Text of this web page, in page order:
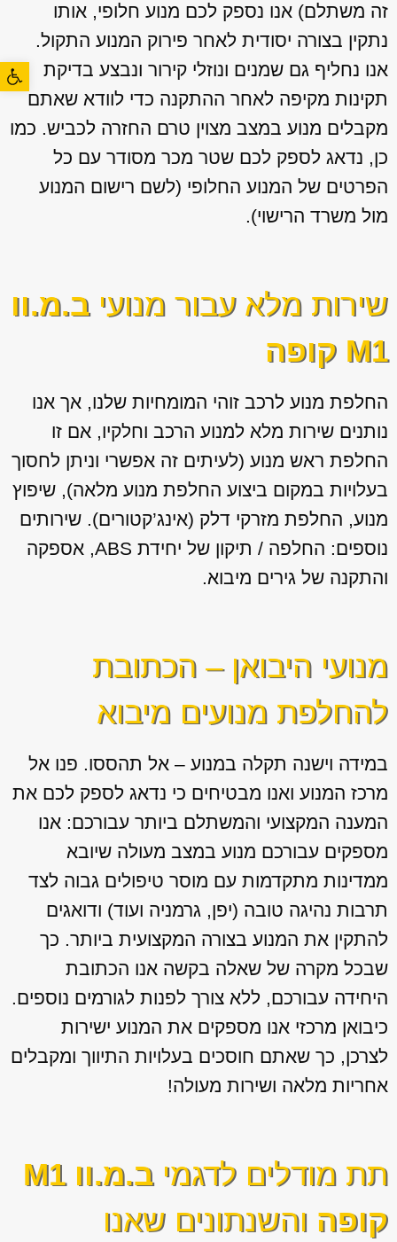
זה משתלם) אנו נספק לכם מנוע חלופי, אותו
נתקין בצורה יסודית לאחר פירוק המנוע התקול.
אנו נחליף גם שמנים ונוזלי קירור ונבצע בדיקת
תקינות מקיפה לאחר ההתקנה כדי לוודא שאתם
מקבלים מנוע במצב מצוין טרם החזרה לכביש. כמו
כן, נדאג לספק לכם שטר מכר מסודר עם כל
הפרטים של המנוע החלופי (לשם רישום המנוע
מול משרד הרישוי).
שירות מלא עבור מנועיב.מ.וו
M1 קופה
החלפת מנוע לרכב זוהי המומחיות שלנו, אך אנו
נותנים שירות מלא למנוע הרכב וחלקיו, אם זו
החלפת ראש מנוע (לעיתים זה אפשרי וניתן לחסוך
בעלויות במקום ביצוע החלפת מנוע מלאה), שיפוץ
מנוע, החלפת מזרקי דלק (אינג’קטורים). שירותים
נוספים: החלפה / תיקון של יחידת ABS, אספקה
והתקנה של גירים מיבוא.
מנועי היבואן – הכתובת
להחלפת מנועים מיבוא
במידה וישנה תקלה במנוע – אל תהססו. פנו אל
מרכז המנוע ואנו מבטיחים כי נדאג לספק לכם את
המענה המקצועי והמשתלם ביותר עבורכם: אנו
מספקים עבורכם מנוע במצב מעולה שיובא
ממדינות מתקדמות עם מוסר טיפולים גבוה לצד
תרבות נהיגה טובה (יפן, גרמניה ועוד) ודואגים
להתקין את המנוע בצורה המקצועית ביותר. כך
שבכל מקרה של שאלה בקשה אנו הכתובת
היחידה עבורכם, ללא צורך לפנות לגורמים נוספים.
כיבואן מרכזי אנו מספקים את המנוע ישירות
לצרכן, כך שאתם חוסכים בעלויות התיווך ומקבלים
אחריות מלאה ושירות מעולה!
תת מודלים לדגמי
ב.מ.וו M1
קופה והשנתונים שאנו
פתח